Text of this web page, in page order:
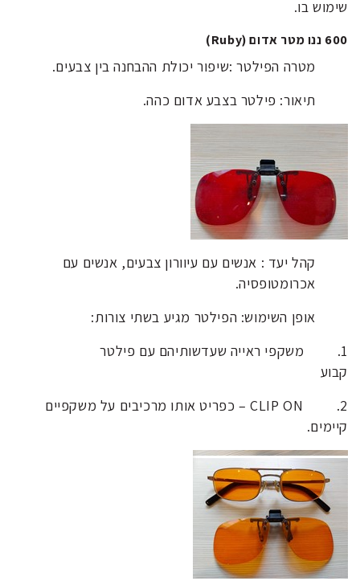
שימוש בו.
600 ננו מטר אדום (Ruby)
מטרה הפילטר :שיפור יכולת ההבחנה בין צבעים.
תיאור: פילטר בצבע אדום כהה.
קהל יעד : אנשים עם עיוורון צבעים, אנשים עם
אכרומטופסיה.
אופן השימוש: הפילטר מגיע בשתי צורות:
1. משקפי ראייה שעדשותיהם עם פילטר
קבוע
2. CLIP ON – כפריט אותו מרכיבים על משקפיים
קיימים.